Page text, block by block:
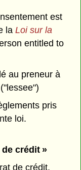
est
la Loi sur la
entitled to
au preneur à
pris
loi.
crédit »
de crédit,